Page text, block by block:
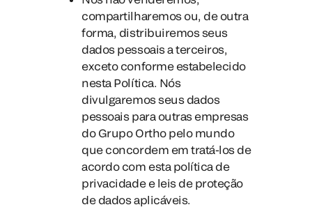
compartilharemos ou, de outra
forma, distribuiremos seus
dados pessoais a terceiros,
exceto conforme estabelecido
nesta Política. Nós
divulgaremos seus dados
pessoais para outras empresas
do Grupo Ortho pelo mundo
que concordem em tratá-los de
acordo com esta política de
privacidade e leis de proteção
de dados aplicáveis.